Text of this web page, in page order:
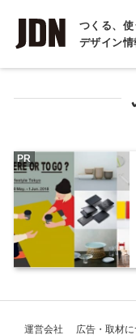
つくる、
デザイン情
インタビュー
COLUMN
コラム
PR
運営会社 広告・取材